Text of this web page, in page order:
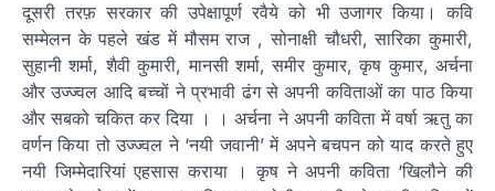
दूसरी तरफ़ सरकार की उपेक्षापूर्ण रवैये को भी उजागर किया। कवि
सम्मेलन के पहले खंड में मौसम राज , सोनाक्षी चौधरी, सारिका कुमारी,
सुहानी शर्मा, शैवी कुमारी, मानसी शर्मा, समीर कुमार, कृष कुमार, अर्चना
और उज्ज्वल आदि बच्चों ने प्रभावी ढंग से अपनी कविताओं का पाठ किया
और सबको चकित कर दिया । । अर्चना ने अपनी कविता में वर्षा ऋतु का
वर्णन किया तो उज्ज्वल ने ‘नयी जवानी’ में अपने बचपन को याद करते हुए
नयी जिम्मेदारियां एहसास कराया । कृष ने अपनी कविता ‘खिलौने की